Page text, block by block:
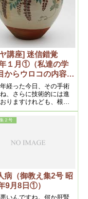
講座] 迷信錯覚
１月①（私達の学
らウロコの内容よ
経った今日、その手術
、さらに技術的には進
りますけれども、根本
の機能を残しつつ病だ
するという手術は未だ
おりませんので、メシ
らいたい
２号
病（御教え集2号 昭
9月8日①）
いんですね。何か肝腎